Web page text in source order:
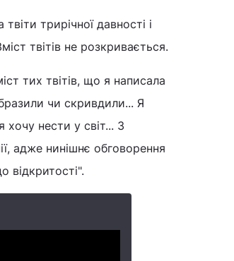
трирічної давності і
твітів не розкривається.
тих твітів, що я написала
чи скривдили... Я
нести у світ... З
адже нинішнє обговорення
відкритості".